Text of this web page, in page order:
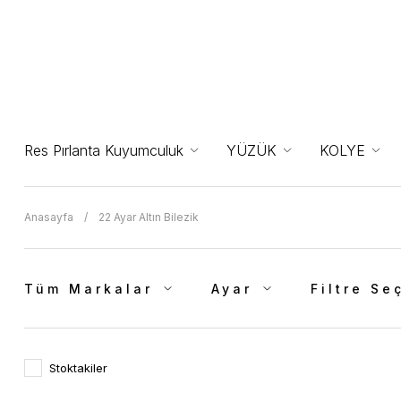
Res Pırlanta Kuyumculuk YÜZÜK KOLYE
Anasayfa 22 Ayar Altın Bilezik
Tüm Markalar Ayar Filtre
Stoktakiler